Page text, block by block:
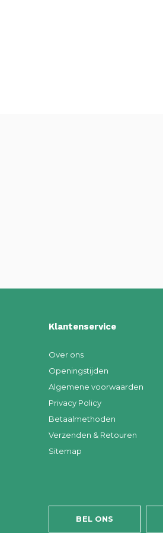
Klantenservice
Over ons
Openingstijden
Algemene voorwaarden
Privacy Policy
Betaalmethoden
Verzenden & Retouren
Sitemap
BEL ONS